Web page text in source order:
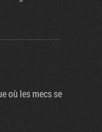
où les mecs se